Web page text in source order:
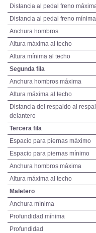
Distancia al pedal freno
Distancia al pedal freno mínima
Anchura hombros
Altura máxima al techo
Altura mínima al techo
Segunda fila
Anchura hombros máxima
Altura máxima al techo
Distancia del respaldo al
delantero
Tercera fila
Espacio para piernas máximo
Espacio para piernas mínimo
Anchura hombros máxima
Altura máxima al techo
Maletero
Anchura mínima
Profundidad mínima
Profundidad